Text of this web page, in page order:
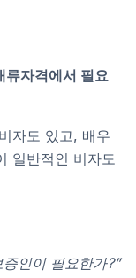
류자격에서 필요
자도 있고, 배우
일반적인 비자도
인이 필요한가?”